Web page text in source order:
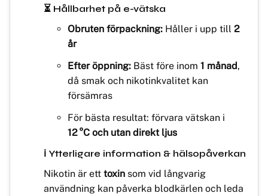
⏳ Hållbarhet på e-vätska
Obruten förpackning: Håller i upp till 2
år
Efter öppning: Bäst före inom 1 månad,
då smak och nikotinkvalitet kan
försämras
För bästa resultat: förvara vätskan i
12 °C och utan direkt ljus
ℹ️ Ytterligare information & hälsopåverkan
Nikotin är ett toxin som vid långvarig
användning kan påverka blodkärlen och leda